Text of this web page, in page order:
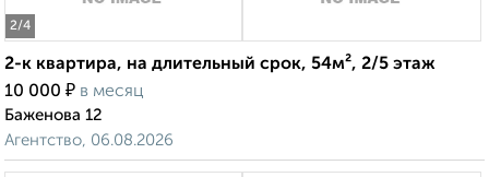
2/4
2-к квартира, на длительный срок, 54м², 2/5 этаж
10 000 ₽ в месяц
Баженова 12
Агентство, 06.08.2026